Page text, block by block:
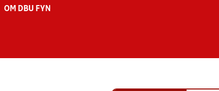
OM DBU FYN